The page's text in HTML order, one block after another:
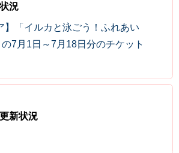
況
】「イルカと泳ごう！ふれあい
7月1日～7月18日分のチケット
更新状況